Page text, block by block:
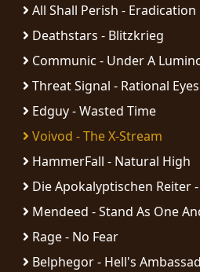
CHOISIR
UN
THÈME
SYMPHONIQUE
MORGOTH
TALES
All Shall Perish - Eradication
Deathstars - Blitzkrieg
Communic - Under A
Threat Signal - Rational Eyes
Edguy - Wasted Time
Voivod - The X-Stream
HammerFall - Natural High
Die Apokalyptischen Reiter
Mendeed - Stand As One
Rage - No Fear
Belphegor - Hell's